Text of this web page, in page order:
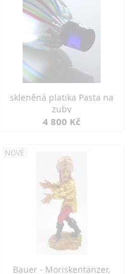
skleněná platika Pasta na
zuby
4 800 Kč
NOVÉ
Bauer - Moriskentänzer,